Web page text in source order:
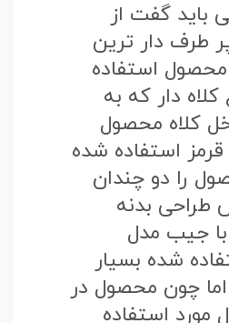
باید گفت از
طرف دار ترین
استفاده
دار که به
کلاه محصول
استفاده شده
را دو چندان
طراحی بدنه
جیب مدل
شده بسیار
چون محصول در
استفاده